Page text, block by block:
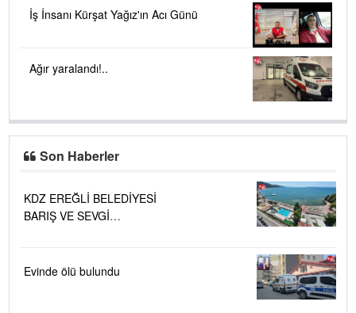
İş İnsanı Kürşat Yağız'ın Acı Günü
Ağır yaralandı!..
Son Haberler
KDZ EREĞLİ BELEDİYESİ
BARIŞ VE SEVGİ
Evinde ölü bulundu